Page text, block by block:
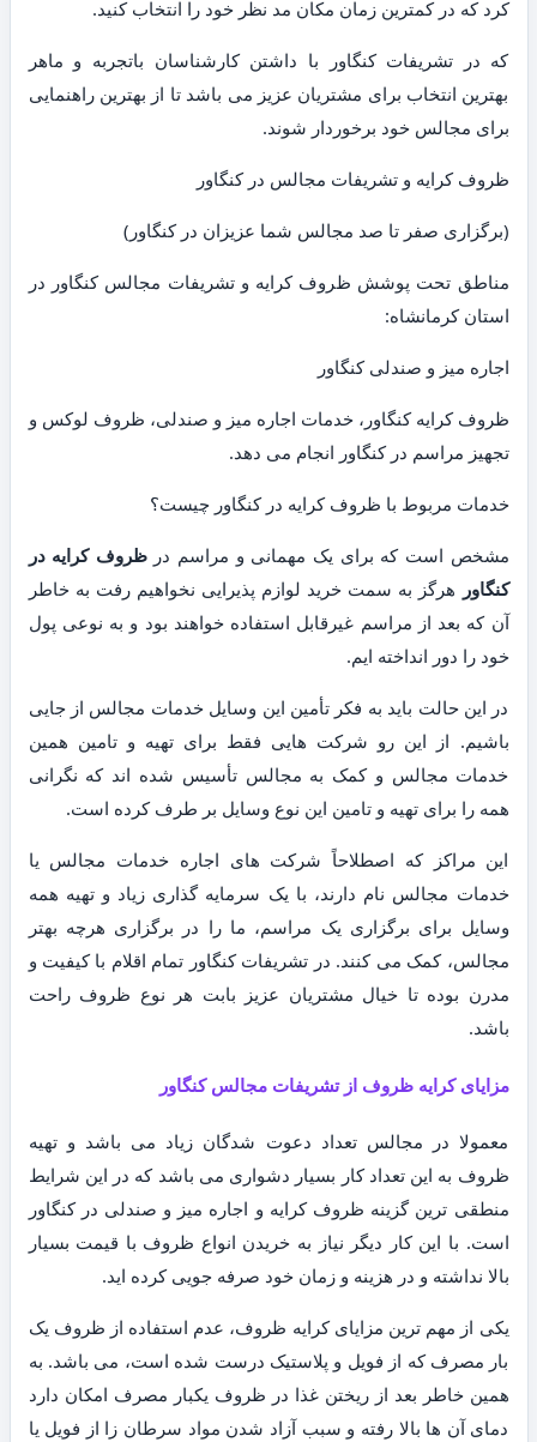
کرد که در کمترین زمان مکان مد نظر خود را انتخاب کنید.
که در تشریفات کنگاور با داشتن کارشناسان باتجربه و ماهر
بهترین انتخاب برای مشتریان عزیز می باشد تا از بهترین راهنمایی
برای مجالس خود برخوردار شوند.
ظروف کرایه و تشریفات مجالس در کنگاور
(برگزاری صفر تا صد مجالس شما عزیزان در کنگاور)
مناطق تحت پوشش ظروف کرایه و تشریفات مجالس کنگاور در
استان کرمانشاه:
اجاره میز و صندلی کنگاور
ظروف کرایه کنگاور، خدمات اجاره میز و صندلی، ظروف لوکس و
تجهیز مراسم در کنگاور انجام می دهد.
خدمات مربوط با ظروف کرایه در کنگاور چیست؟
مشخص است که برای یک مهمانی و مراسم درظروف کرایه در
کنگاور هرگز به سمت خرید لوازم پذیرایی نخواهیم رفت به خاطر
آن که بعد از مراسم غیرقابل استفاده خواهند بود و به نوعی پول
خود را دور انداخته ایم.
در این حالت باید به فکر تأمین این وسایل خدمات مجالس از جایی
باشیم. از این رو شرکت هایی فقط برای تهیه و تامین همین
خدمات مجالس و کمک به مجالس تأسیس شده اند که نگرانی
همه را برای تهیه و تامین این نوع وسایل بر طرف کرده است.
این مراکز که اصطلاحاً شرکت های اجاره خدمات مجالس یا
خدمات مجالس نام دارند، با یک سرمایه گذاری زیاد و تهیه همه
وسایل برای برگزاری یک مراسم، ما را در برگزاری هرچه بهتر
مجالس، کمک می کنند. در تشریفات کنگاور تمام اقلام با کیفیت و
مدرن بوده تا خیال مشتریان عزیز بابت هر نوع ظروف راحت
باشد.
مزایای کرایه ظروف از تشریفات مجالس کنگاور
معمولا در مجالس تعداد دعوت شدگان زیاد می باشد و تهیه
ظروف به این تعداد کار بسیار دشواری می باشد که در این شرایط
منطقی ترین گزینه ظروف کرایه و اجاره میز و صندلی در کنگاور
است. با این کار دیگر نیاز به خریدن انواع ظروف با قیمت بسیار
بالا نداشته و در هزینه و زمان خود صرفه جویی کرده اید.
یکی از مهم ترین مزایای کرایه ظروف، عدم استفاده از ظروف یک
بار مصرف که از فویل و پلاستیک درست شده است، می باشد. به
همین خاطر بعد از ریختن غذا در ظروف یکبار مصرف امکان دارد
دمای آن ها بالا رفته و سبب آزاد شدن مواد سرطان زا از فویل یا